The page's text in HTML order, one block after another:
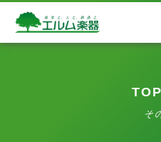
そ